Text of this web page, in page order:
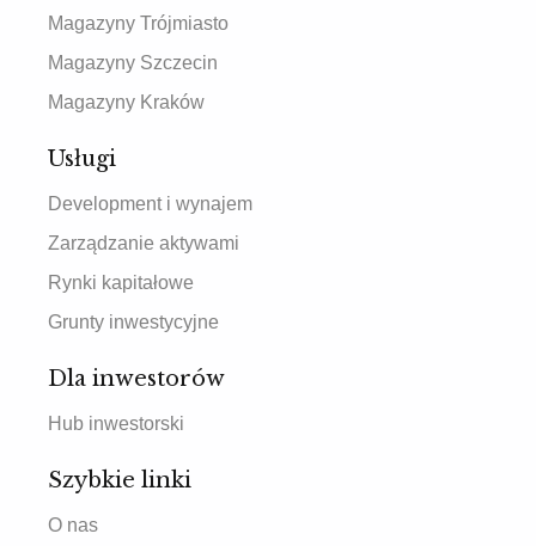
Magazyny Trójmiasto
Magazyny Szczecin
Magazyny Kraków
Usługi
Development i wynajem
Zarządzanie aktywami
Rynki kapitałowe
Grunty inwestycyjne
Dla inwestorów
Hub inwestorski
Szybkie linki
O nas